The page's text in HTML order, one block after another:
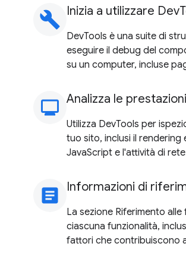
build Inizia a utilizzare
DevTools è una suite di
eseguire il debug del
su un computer, incluse
monitoring
Analizza le
Utilizza DevTools per
tuo sito, inclusi il rendering
JavaScript e l'attività di
article Informazioni di
La sezione Riferimento
ciascuna funzionalità,
fattori che contribuiscono